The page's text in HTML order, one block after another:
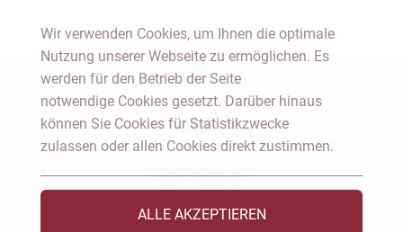
Notar Dresden
Fachgebiete
Das Notariat
Vorträge & Veröffentlichungen
Wir verwenden Cookies, um Ihnen die optimale
Nutzung unserer Webseite zu ermöglichen. Es
werden für den Betrieb der Seite
notwendige Cookies gesetzt. Darüber hinaus
können Sie Cookies für Statistikzwecke
zulassen oder allen Cookies direkt zustimmen.
ALLE AKZEPTIEREN